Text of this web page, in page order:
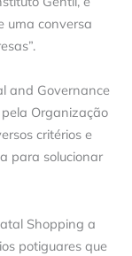
uma conversa
and Governance
Organização
critérios e
para solucionar
Shopping a
potiguares que